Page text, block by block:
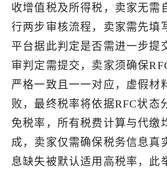
出海交流群
了解出海网
收增值税及所得税，卖家无需
行两步审核流程，卖家需先填
平台据此判定是否需进一步提
审判定需提交，卖家须确保
严格一致且一一对应，虚假材
败，最终税率将依据RFC状态
免税率，所有税费计算与代缴
成，卖家仅需确保税务信息真
息缺失被默认适用高税率，此